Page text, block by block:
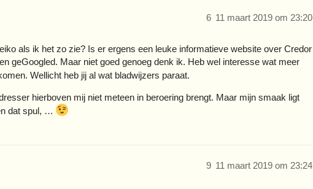
11 maart 2019 om 23:20
6
als ik het zo zie? Is er ergens een leuke informatieve website over Credor
geGoogled. Maar niet goed genoeg denk ik. Heb wel interesse wat meer
Wellicht heb jij al wat bladwijzers paraat.
hierboven mij niet meteen in beroering brengt. Maar mijn smaak ligt
dat spul, …
11 maart 2019 om 23:24
9